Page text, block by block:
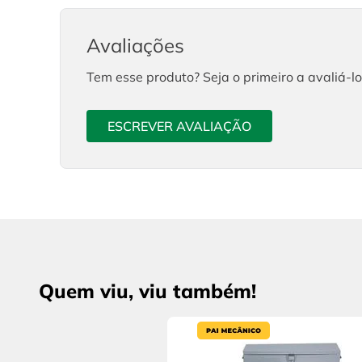
Avaliações
Tem esse produto? Seja o primeiro a avaliá-
ESCREVER AVALIAÇÃO
Quem viu, viu também!